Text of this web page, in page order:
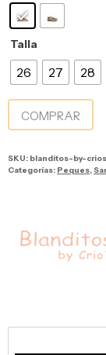
Talla
26 27 28
COMPRAR
SKU: blanditos-by-
Categorías: Peques